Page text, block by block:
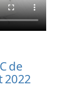
de
2022